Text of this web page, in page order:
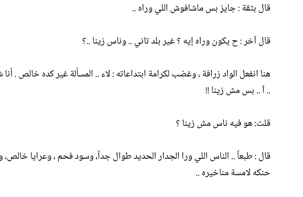
قال بثقة : جايز بس ماشافوش اللي وراه ..
قال آخر : ح يكون وراه إيه ؟ غير بلد تاني .. وناس زينا ..؟
هنا انفعل الواد زرافة ، وغضب لكرامة ابتداعاته : لاء .. المسألة غير كده خالص .
.. آ .. بس مش زينا !!
قلت: هو فيه ناس مش زينا ؟
قال : طبعاً .. الناس اللي ورا الجدار الحديد طوال جداً، وسود فحم ، وعرايا
حنكه لامسة مناخيره ..